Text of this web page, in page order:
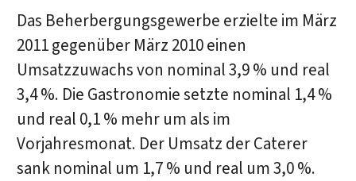
Das Beherbergungsgewerbe erzielte im März
2011 gegenüber März 2010 einen
Umsatzzuwachs von nominal 3,9 % und real
3,4 %. Die Gastronomie setzte nominal 1,4 %
und real 0,1 % mehr um als im
Vorjahresmonat. Der Umsatz der Caterer
sank nominal um 1,7 % und real um 3,0 %.